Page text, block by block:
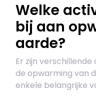
Welke
bij aan
aarde?
Er zijn
de opwarming van
enkele belangrijke